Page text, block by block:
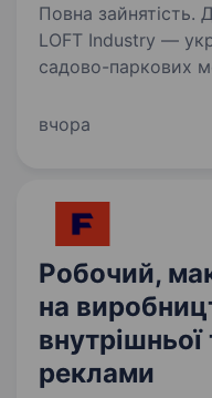
Повна зайнятість.
LOFT Industry —
садово-паркових
робити? Знання основних методів підготовки
вчора
Робочий,
на
внутрішньої
реклами